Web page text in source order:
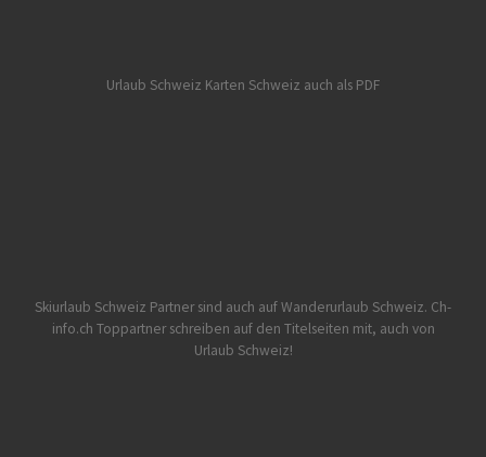
Urlaub Schweiz Karten Schweiz auch als PDF
Skiurlaub Schweiz Partner sind auch auf Wanderurlaub Schweiz. Ch-
info.ch Toppartner schreiben auf den Titelseiten mit, auch von
Urlaub Schweiz!